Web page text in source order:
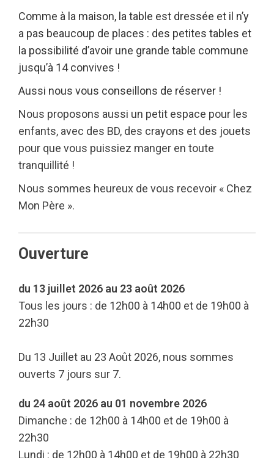
Comme à la maison, la table est dressée et il n’y
a pas beaucoup de places : des petites tables et
la possibilité d’avoir une grande table commune
jusqu’à 14 convives !
Aussi nous vous conseillons de réserver !
Nous proposons aussi un petit espace pour les
enfants, avec des BD, des crayons et des jouets
pour que vous puissiez manger en toute
tranquillité !
Nous sommes heureux de vous recevoir « Chez
Mon Père ».
Ouverture
du 13 juillet 2026 au 23 août 2026
Tous les jours : de 12h00 à 14h00 et de 19h00 à
22h30
Du 13 Juillet au 23 Août 2026, nous sommes
ouverts 7 jours sur 7.
du 24 août 2026 au 01 novembre 2026
Dimanche : de 12h00 à 14h00 et de 19h00 à
22h30
Lundi : de 12h00 à 14h00 et de 19h00 à 22h30